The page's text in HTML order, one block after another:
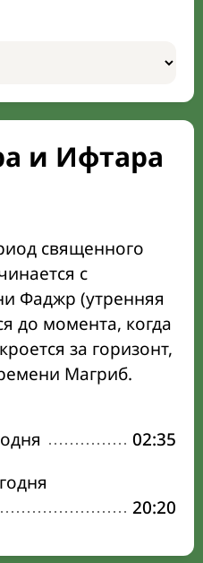
и Ифтара
священного
с
Фаджр (утренняя
до момента, когда
за горизонт,
Магриб.
02:35
20:20